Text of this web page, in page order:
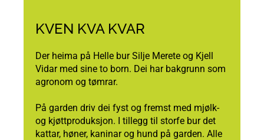
KVEN KVA KVAR
Der heima på Helle bur Silje Merete og Kjell
Vidar med sine to born. Dei har bakgrunn som
agronom og tømrar.
På garden driv dei fyst og fremst med mjølk-
og kjøttproduksjon. I tillegg til storfe bur det
kattar, høner, kaninar og hund på garden. Alle